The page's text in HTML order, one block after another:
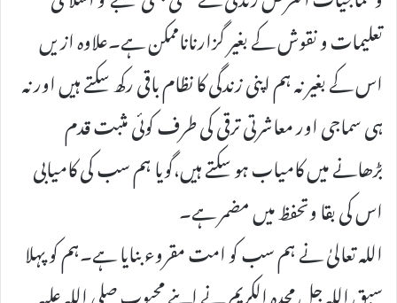
تعلیمات و نقوش کے بغیر گزارناناممکن ہے۔علاوہ ازیں
اس کے بغیر نہ ہم اپنی زندگی کا نظام باقی رکھ سکتے ہیں اور نہ
ہی سماجی اور معاشرتی ترقی کی طرف کوئی مثبت قدم
بڑھانے میں کامیاب ہو سکتے ہیں،گویا ہم سب کی کامیابی
اس کی بقا وتحفظ میں مضمر ہے۔
اللہ تعالیٰ نے ہم سب کو امت مقروء بنایا ہے۔ہم کو پہلا
سبق اللہ جل مجدہ الکریم نے اپنے محبوب صلی اللہ علیہ